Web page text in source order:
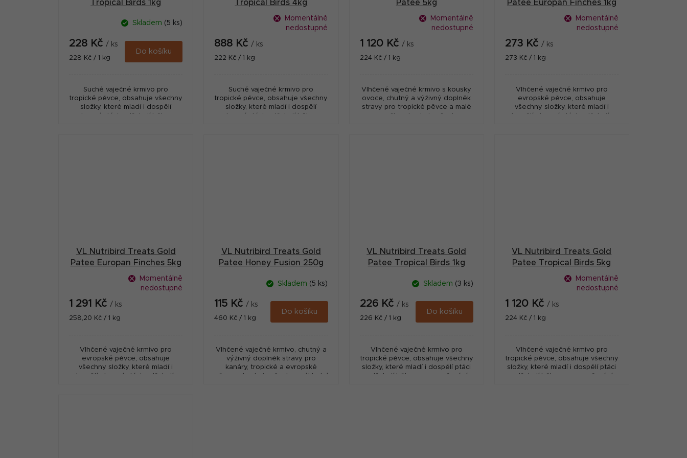
Tropical Birds 1kg
Skladem (5 ks)
228 Kč / ks
Měrná
228 Kč / 1 kg
Do košíku
Suché vaječné krmivo pro
tropické pěvce, obsahuje všechny
složky, které mladí i dospělí
okrasní ptáci potřebují během
Tropical Birds 4kg
Momentálně
nedostupné
888 Kč / ks
Měrná
222 Kč / 1 kg
Suché vaječné krmivo pro
tropické pěvce, obsahuje všechny
složky, které mladí i dospělí
okrasní ptáci potřebují během
Patee 5kg
Momentálně
nedostupné
1 120 Kč / ks
Měrná
224 Kč / 1 kg
Vlhčené vaječné krmivo s kousky
ovoce, chutný a výživný doplněk
stravy pro tropické pěvce a malé
papoušky, obsahuje všechny
Patee Europan Finches 1kg
Momentálně
nedostupné
273 Kč / ks
Měrná
273 Kč / 1 kg
Vlhčené vaječné krmivo pro
evropské pěvce, obsahuje
všechny složky, které mladí i
dospělí okrasní ptáci potřebují v
VL Nutribird Treats Gold
Patee Europan Finches 5kg
Momentálně
nedostupné
1 291 Kč / ks
Měrná
258,20 Kč / 1 kg
Vlhčené vaječné krmivo pro
evropské pěvce, obsahuje
všechny složky, které mladí i
dospělí okrasní ptáci potřebují v
VL Nutribird Treats Gold
Patee Honey Fusion 250g
Skladem (5 ks)
115 Kč/ ks
Měrná
460 Kč / 1 kg
Do košíku
Vlhčené vaječné krmivo, chutný a
výživný doplněk stravy pro
kanáry, tropické a evropské
pěvce, obsahuje všechny základní
VL Nutribird Treats Gold
Patee Tropical Birds 1kg
Skladem (3 ks)
226 Kč / ks
Měrná
226 Kč / 1 kg
Do košíku
Vlhčené vaječné krmivo pro
tropické pěvce, obsahuje všechny
složky, které mladí i dospělí ptáci
potřebují během rozmnožování,
VL Nutribird Treats Gold
Patee Tropical Birds 5kg
Momentálně
nedostupné
1 120 Kč / ks
Měrná
224 Kč / 1 kg
Vlhčené vaječné krmivo pro
tropické pěvce, obsahuje všechny
složky, které mladí i dospělí ptáci
potřebují během rozmnožování,